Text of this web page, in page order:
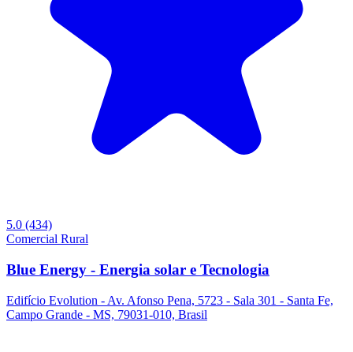
5.0 (434)
Comercial Rural
Blue Energy - Energia solar e Tecnologia
Edifício Evolution - Av. Afonso Pena, 5723 - Sala 301 - Santa Fe,
Campo Grande - MS, 79031-010, Brasil